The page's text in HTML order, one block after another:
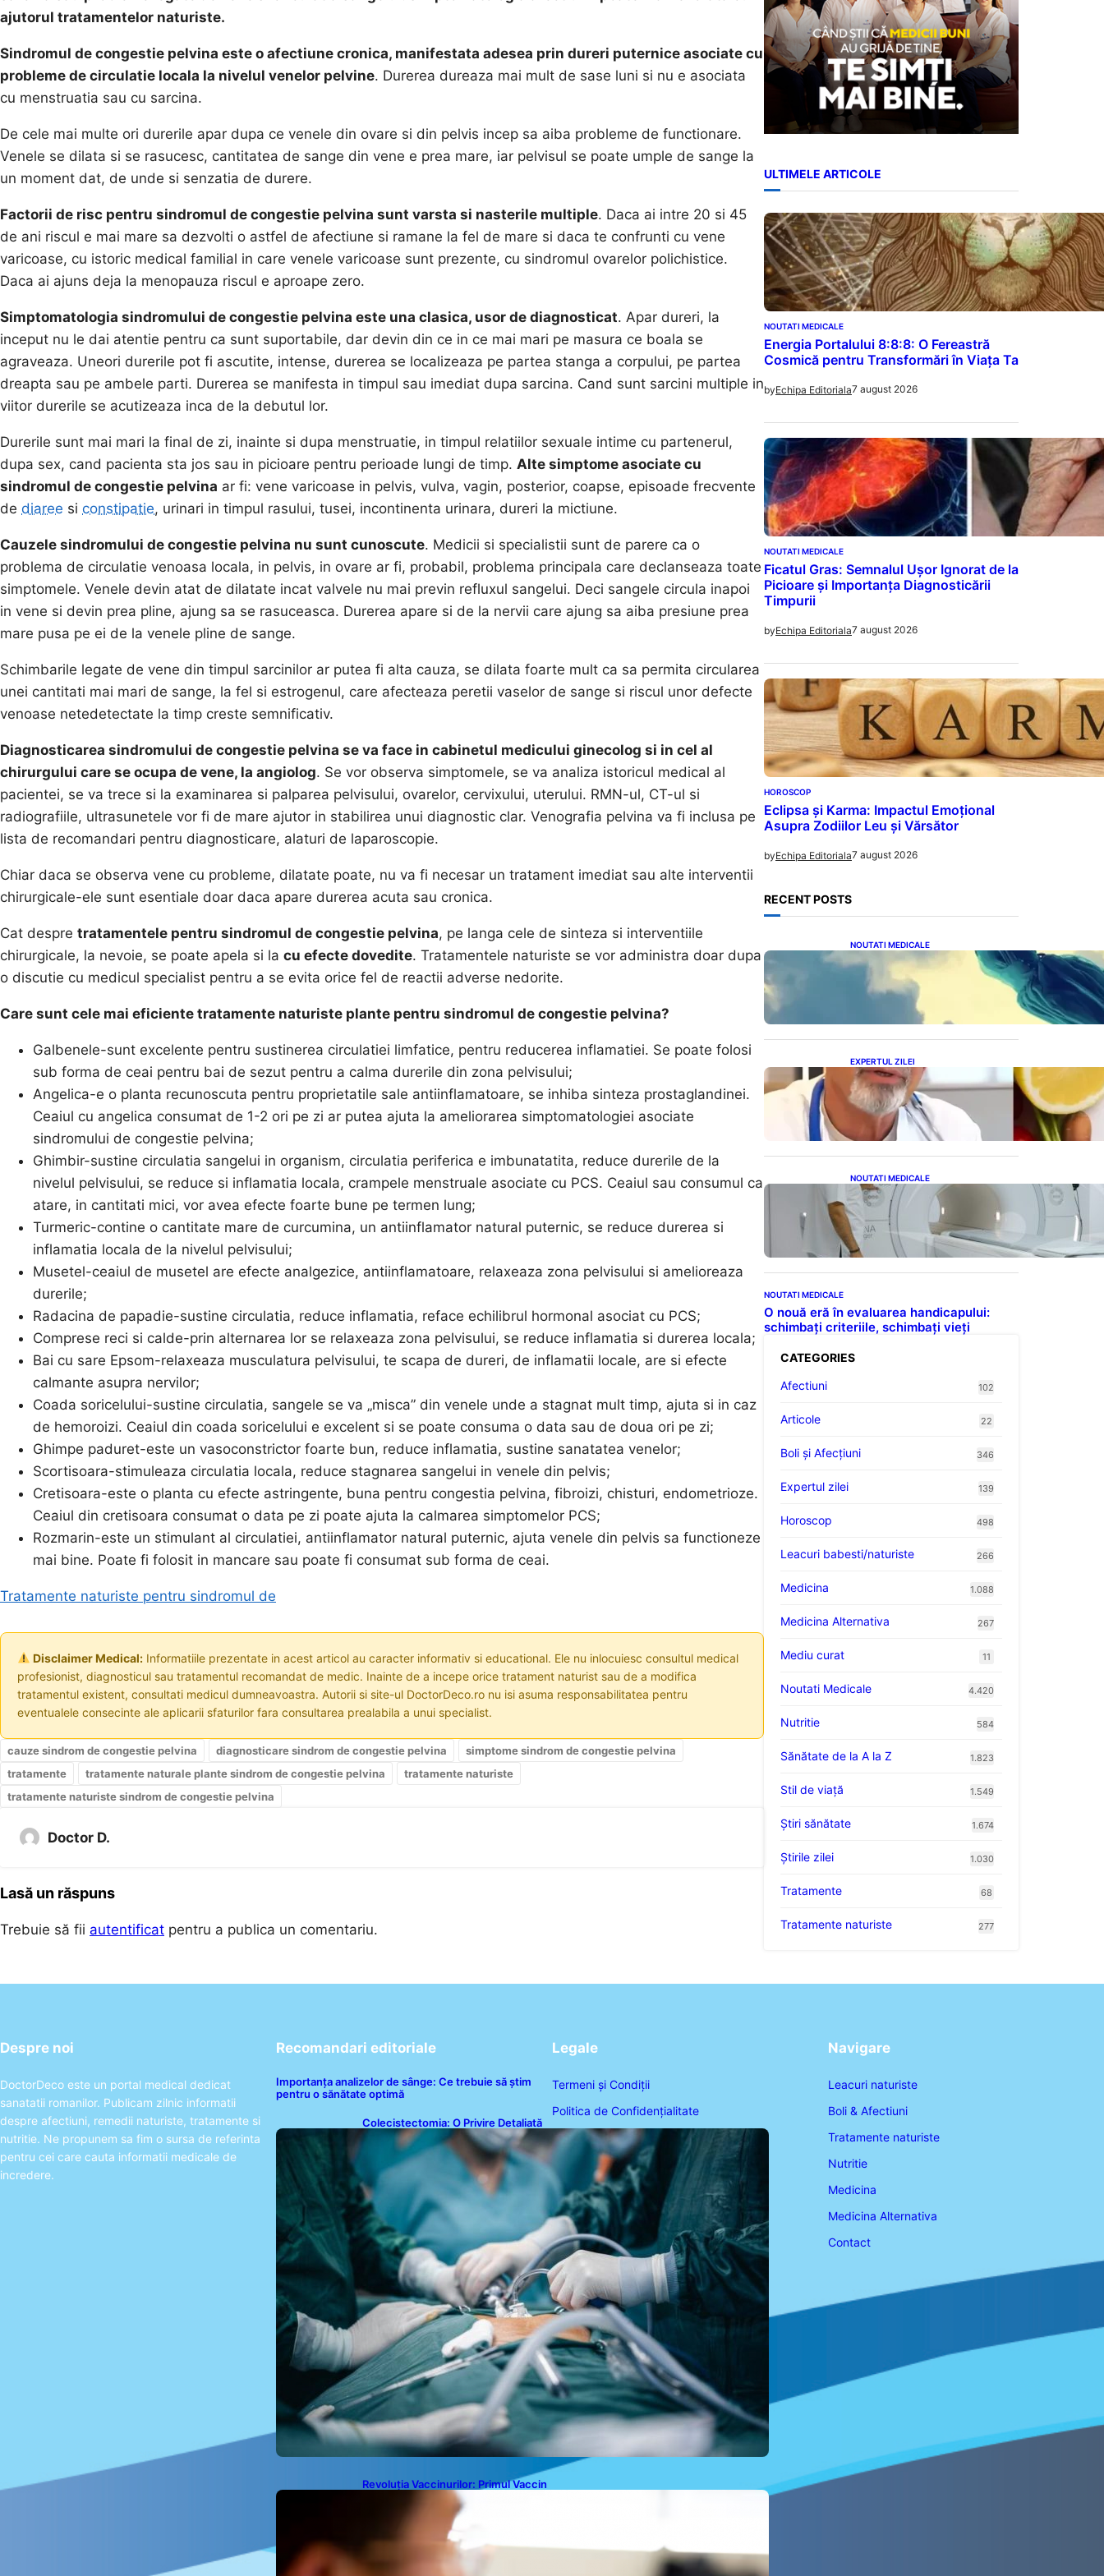
ajutorul tratamentelor naturiste.
Sindromul de congestie pelvina este o afectiune cronica, manifestata adesea prin dureri puternice asociate cu
probleme de circulatie locala la nivelul venelor pelvine. Durerea dureaza mai mult de sase luni si nu e asociata
cu menstruatia sau cu sarcina.
De cele mai multe ori durerile apar dupa ce venele din ovare si din pelvis incep sa aiba probleme de functionare.
Venele se dilata si se rasucesc, cantitatea de sange din vene e prea mare, iar pelvisul se poate umple de sange la
un moment dat, de unde si senzatia de durere.
Factorii de risc pentru sindromul de congestie pelvina sunt varsta si nasterile multiple. Daca ai intre 20 si 45
de ani riscul e mai mare sa dezvolti o astfel de afectiune si ramane la fel de mare si daca te confrunti cu vene
varicoase, cu istoric medical familial in care venele varicoase sunt prezente, cu sindromul ovarelor polichistice.
Daca ai ajuns deja la menopauza riscul e aproape zero.
Simptomatologia sindromului de congestie pelvina este una clasica, usor de diagnosticat. Apar dureri, la
inceput nu le dai atentie pentru ca sunt suportabile, dar devin din ce in ce mai mari pe masura ce boala se
agraveaza. Uneori durerile pot fi ascutite, intense, durerea se localizeaza pe partea stanga a corpului, pe partea
dreapta sau pe ambele parti. Durerea se manifesta in timpul sau imediat dupa sarcina. Cand sunt sarcini multiple in
viitor durerile se acutizeaza inca de la debutul lor.
Durerile sunt mai mari la final de zi, inainte si dupa menstruatie, in timpul relatiilor sexuale intime cu partenerul,
dupa sex, cand pacienta sta jos sau in picioare pentru perioade lungi de timp. Alte simptome asociate cu
sindromul de congestie pelvina ar fi: vene varicoase in pelvis, vulva, vagin, posterior, coapse, episoade frecvente
de diaree si constipatie, urinari in timpul rasului, tusei, incontinenta urinara, dureri la mictiune.
Cauzele sindromului de congestie pelvina nu sunt cunoscute. Medicii si specialistii sunt de parere ca o
problema de circulatie venoasa locala, in pelvis, in ovare ar fi, probabil, problema principala care declanseaza toate
simptomele. Venele devin atat de dilatate incat valvele nu mai previn refluxul sangelui. Deci sangele circula inapoi
in vene si devin prea pline, ajung sa se rasuceasca. Durerea apare si de la nervii care ajung sa aiba presiune prea
mare pusa pe ei de la venele pline de sange.
Schimbarile legate de vene din timpul sarcinilor ar putea fi alta cauza, se dilata foarte mult ca sa permita circularea
unei cantitati mai mari de sange, la fel si estrogenul, care afecteaza peretii vaselor de sange si riscul unor defecte
venoase netedetectate la timp creste semnificativ.
Diagnosticarea sindromului de congestie pelvina se va face in cabinetul medicului ginecolog si in cel al
chirurgului care se ocupa de vene, la angiolog. Se vor observa simptomele, se va analiza istoricul medical al
pacientei, se va trece si la examinarea si palparea pelvisului, ovarelor, cervixului, uterului. RMN-ul, CT-ul si
radiografiile, ultrasunetele vor fi de mare ajutor in stabilirea unui diagnostic clar. Venografia pelvina va fi inclusa pe
lista de recomandari pentru diagnosticare, alaturi de laparoscopie.
Chiar daca se observa vene cu probleme, dilatate poate, nu va fi necesar un tratament imediat sau alte interventii
chirurgicale-ele sunt esentiale doar daca apare durerea acuta sau cronica.
Cat despre tratamentele pentru sindromul de congestie pelvina, pe langa cele de sinteza si interventiile
chirurgicale, la nevoie, se poate apela si la cu efecte dovedite. Tratamentele naturiste se vor administra doar dupa
o discutie cu medicul specialist pentru a se evita orice fel de reactii adverse nedorite.
Care sunt cele mai eficiente tratamente naturiste plante pentru sindromul de congestie pelvina?
Galbenele-sunt excelente pentru sustinerea circulatiei limfatice, pentru reducerea inflamatiei. Se poate folosi
sub forma de ceai pentru bai de sezut pentru a calma durerile din zona pelvisului;
Angelica-e o planta recunoscuta pentru proprietatile sale antiinflamatoare, se inhiba sinteza prostaglandinei.
Ceaiul cu angelica consumat de 1-2 ori pe zi ar putea ajuta la ameliorarea simptomatologiei asociate
sindromului de congestie pelvina;
Ghimbir-sustine circulatia sangelui in organism, circulatia periferica e imbunatatita, reduce durerile de la
nivelul pelvisului, se reduce si inflamatia locala, crampele menstruale asociate cu PCS. Ceaiul sau consumul ca
atare, in cantitati mici, vor avea efecte foarte bune pe termen lung;
Turmeric-contine o cantitate mare de curcumina, un antiinflamator natural puternic, se reduce durerea si
inflamatia locala de la nivelul pelvisului;
Musetel-ceaiul de musetel are efecte analgezice, antiinflamatoare, relaxeaza zona pelvisului si amelioreaza
durerile;
Radacina de papadie-sustine circulatia, reduce inflamatia, reface echilibrul hormonal asociat cu PCS;
Comprese reci si calde-prin alternarea lor se relaxeaza zona pelvisului, se reduce inflamatia si durerea locala;
Bai cu sare Epsom-relaxeaza musculatura pelvisului, te scapa de dureri, de inflamatii locale, are si efecte
calmante asupra nervilor;
Coada soricelului-sustine circulatia, sangele se va „misca” din venele unde a stagnat mult timp, ajuta si in caz
de hemoroizi. Ceaiul din coada soricelului e excelent si se poate consuma o data sau de doua ori pe zi;
Ghimpe paduret-este un vasoconstrictor foarte bun, reduce inflamatia, sustine sanatatea venelor;
Scortisoara-stimuleaza circulatia locala, reduce stagnarea sangelui in venele din pelvis;
Cretisoara-este o planta cu efecte astringente, buna pentru congestia pelvina, fibroizi, chisturi, endometrioze.
Ceaiul din cretisoara consumat o data pe zi poate ajuta la calmarea simptomelor PCS;
Rozmarin-este un stimulant al circulatiei, antiinflamator natural puternic, ajuta venele din pelvis sa functioneze
mai bine. Poate fi folosit in mancare sau poate fi consumat sub forma de ceai.
Tratamente naturiste pentru sindromul de
Disclaimer Medical:Informatiile prezentate in acest articol au caracter informativ si educational. Ele nu inlocuiesc consultul medical
profesionist, diagnosticul sau tratamentul recomandat de medic. Inainte de a incepe orice tratament naturist sau de a modifica
tratamentul existent, consultati medicul dumneavoastra. Autorii si site-ul DoctorDeco.ro nu isi asuma responsabilitatea pentru
eventualele consecinte ale aplicarii sfaturilor fara consultarea prealabila a unui specialist.
cauze sindrom de congestie pelvina diagnosticare sindrom de congestie pelvina
simptome sindrom de congestie pelvina
tratamente
tratamente naturale plante sindrom de congestie pelvina
tratamente naturiste
tratamente naturiste sindrom de congestie pelvina
Doctor D.
Lasă un răspuns
Trebuie să fii autentificat pentru a publica un comentariu.
ULTIMELE ARTICOLE
NOUTATI MEDICALE
Energia Portalului 8:8:8: O Fereastră
Cosmică pentru Transformări în Viața Ta
byEchipa Editoriala7 august 2026
NOUTATI MEDICALE
Ficatul Gras: Semnalul Ușor Ignorat de la
Picioare și Importanța Diagnosticării
Timpurii
byEchipa Editoriala7 august 2026
HOROSCOP
Eclipsa și Karma: Impactul Emoțional
Asupra Zodiilor Leu și Vărsător
byEchipa Editoriala7 august 2026
RECENT POSTS
NOUTATI MEDICALE
Mesajele Universului: Ce
Înseamnă Visele Repetate
și Interpretările Lor
EXPERTUL ZILEI
Dieta Cerin: O abordare
inovatoare pentru slăbire
fără senzația de foame
NOUTATI MEDICALE
Impactul Substanțelor de
Contrast în RMN: Îngrijorări
Legate de Gadoliniu și
Acidul Oxalic
NOUTATI MEDICALE
O nouă eră în evaluarea handicapului:
schimbați criteriile, schimbați vieți
CATEGORIES
Afectiuni
102
Articole 22
Boli și Afecțiuni 346
Expertul zilei 139
Horoscop 498
Leacuri babesti/naturiste 266
Medicina 1.088
Medicina Alternativa 267
Mediu curat 11
Noutati Medicale 4.420
Nutritie 584
Sănătate de la A la Z 1.823
Stil de viaţă 1.549
Ştiri sănătate 1.674
Știrile zilei 1.030
Tratamente 68
Tratamente naturiste 277
Despre noi
DoctorDeco este un portal medical dedicat
sanatatii romanilor. Publicam zilnic informatii
despre afectiuni, remedii naturiste, tratamente si
nutritie. Ne propunem sa fim o sursa de referinta
pentru cei care cauta informatii medicale de
incredere.
Recomandari editoriale
Importanța analizelor de sânge: Ce trebuie să știm
pentru o sănătate optimă
Colecistectomia: O Privire Detaliată
Asupra Intervenției Chirurgicale și
Impactul Său Asupra Sănătății
Revoluția Vaccinurilor: Primul Vaccin
Experimental Împotriva Cancerului
de Colon în Studiu Uman
Legale
Termeni și Condiții
Politica de Confidențialitate
Politica de Cookies
Disclaimer
Contact
Navigare
Leacuri naturiste
Boli & Afectiuni
Tratamente naturiste
Nutritie
Medicina
Medicina Alternativa
Contact